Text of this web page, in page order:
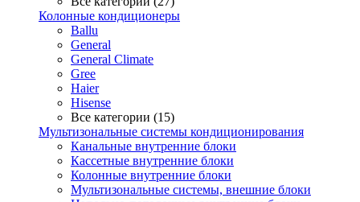
Колонные кондиционеры
Ballu
General
General Climate
Gree
Haier
Hisense
Все категории (15)
Мультизональные системы кондиционирования
Канальные внутренние блоки
Кассетные внутренние блоки
Колонные внутренние блоки
Мультизональные системы, внешние блоки